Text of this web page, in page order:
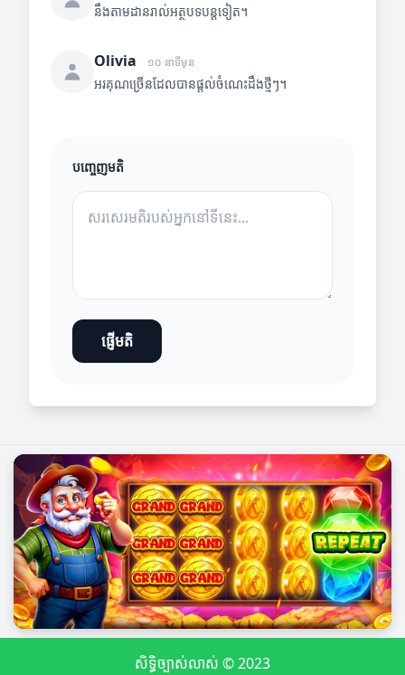
នឹងតាមដានរាល់អត្ថបទបន្តទៀត។
Olivia ១០ នាទីមុន
អរគុណច្រើនដែលបានផ្តល់ចំណេះដឹងថ្មីៗ។
បញ្ចេញមតិ
ផ្ញើមតិ
សិទ្ធិច្បាស់លាស់ © 2023